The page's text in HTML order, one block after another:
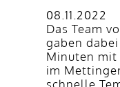
08.11.2022
Das Team
gaben
Minuten mit
im
schnelle